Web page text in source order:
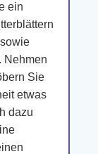
ein
Nehmen
Sie
etwas
dazu